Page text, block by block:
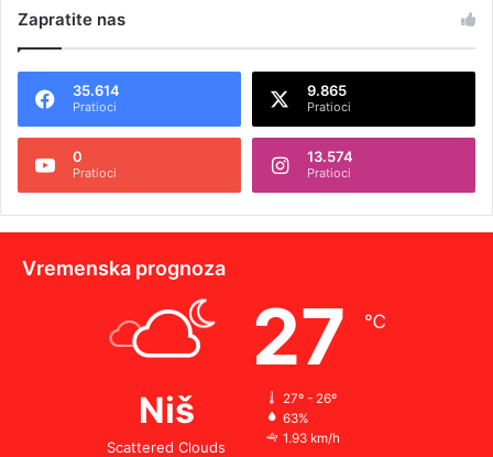
Zapratite nas
35.614
Pratioci
9.865
Pratioci
0
Pratioci
13.574
Pratioci
Vremenska prognoza
Niš
Scattered Clouds
27 ℃
27º - 26º
63%
1.93 km/h